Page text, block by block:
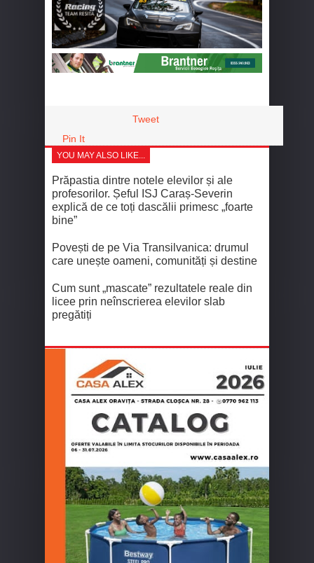
Tweet
Pin It
YOU MAY ALSO LIKE...
Prăpastia dintre notele elevilor și ale
profesorilor. Șeful ISJ Caraș-Severin
explică de ce toți dascălii primesc „foarte
bine”
Povești de pe Via Transilvanica: drumul
care unește oameni, comunități și destine
Cum sunt „mascate” rezultatele reale din
licee prin neînscrierea elevilor slab
pregătiți